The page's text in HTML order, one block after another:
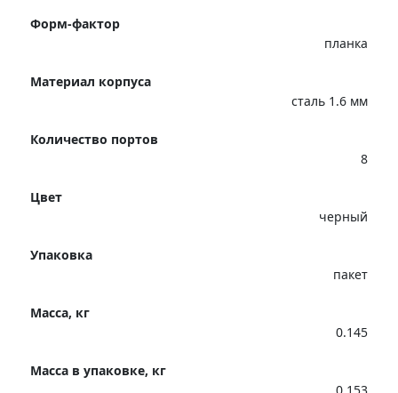
Форм-фактор
планка
Материал корпуса
сталь 1.6 мм
Количество портов
8
Цвет
черный
Упаковка
пакет
Масса, кг
0.145
Масса в упаковке, кг